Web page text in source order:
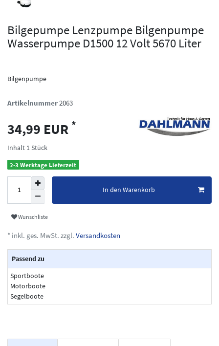
Bilgepumpe Lenzpumpe Bilgenpumpe
Wasserpumpe D1500 12 Volt 5670 Liter
Bilgenpumpe
Artikelnummer2063
34,99 EUR *
Inhalt 1 Stück
2-3 Werktage Lieferzeit
In den Warenkorb
Wunschliste
* inkl. ges. MwSt. zzgl. Versandkosten
Passend zu
Sportboote
Motorboote
Segelboote